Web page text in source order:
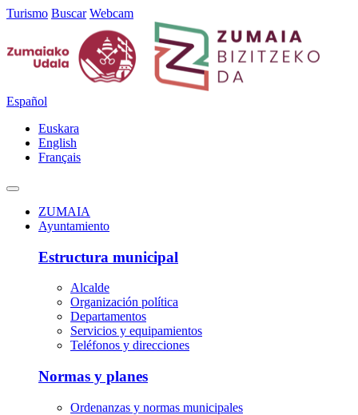
Turismo Buscar Webcam
Español
Euskara
English
Français
ZUMAIA
Ayuntamiento
Estructura municipal
Alcalde
Organización política
Departamentos
Servicios y equipamientos
Teléfonos y direcciones
Normas y planes
Ordenanzas y normas municipales